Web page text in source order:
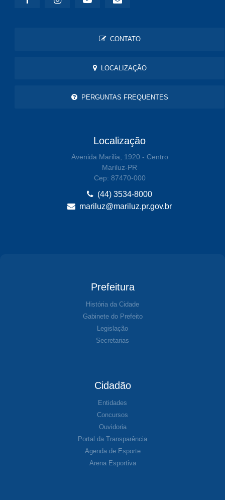
CONTATO
LOCALIZAÇÃO
PERGUNTAS FREQUENTES
Localização
Avenida Marilia, 1920 - Centro
Mariluz-PR
Cep: 87470-000
(44) 3534-8000
mariluz@mariluz.pr.gov.br
Prefeitura
História da Cidade
Gabinete do Prefeito
Legislação
Secretarias
Cidadão
Entidades
Concursos
Ouvidoria
Portal da Transparência
Agenda de Esporte
Arena Esportiva